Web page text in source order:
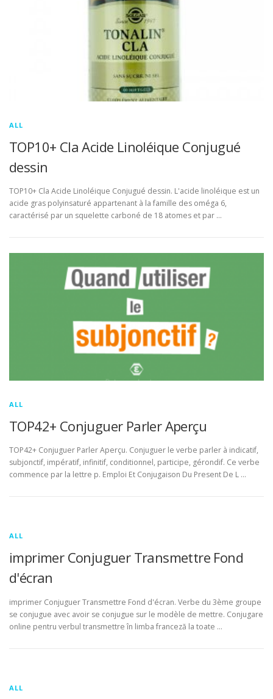
ALL
TOP10+ Cla Acide Linoléique Conjugué
dessin
TOP10+ Cla Acide Linoléique Conjugué dessin. L'acide linoléique est un
acide gras polyinsaturé appartenant à la famille des oméga 6,
caractérisé par un squelette carboné de 18 atomes et par …
ALL
TOP42+ Conjuguer Parler Aperçu
TOP42+ Conjuguer Parler Aperçu. Conjuguer le verbe parler à indicatif,
subjonctif, impératif, infinitif, conditionnel, participe, gérondif. Ce verbe
commence par la lettre p. Emploi Et Conjugaison Du Present De L …
ALL
imprimer Conjuguer Transmettre Fond
d'écran
imprimer Conjuguer Transmettre Fond d'écran. Verbe du 3ème groupe
se conjugue avec avoir se conjugue sur le modèle de mettre. Conjugare
online pentru verbul transmettre în limba franceză la toate …
ALL